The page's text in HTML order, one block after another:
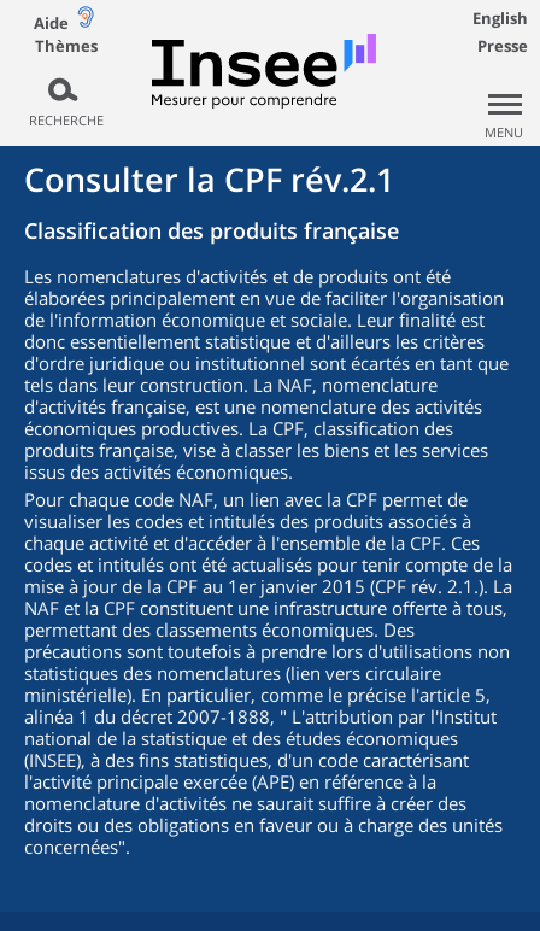
Aide
Thèmes
RECHERCHE
English
Presse
MENU
Consulter la CPF rév.2.1
Classification des produits française
Les nomenclatures d'activités et de produits ont été
élaborées principalement en vue de faciliter l'organisation
de l'information économique et sociale. Leur finalité est
donc essentiellement statistique et d'ailleurs les critères
d'ordre juridique ou institutionnel sont écartés en tant que
tels dans leur construction. La NAF, nomenclature
d'activités française, est une nomenclature des activités
économiques productives. La CPF, classification des
produits française, vise à classer les biens et les services
issus des activités économiques.
Pour chaque code NAF, un lien avec la CPF permet de
visualiser les codes et intitulés des produits associés à
chaque activité et d'accéder à l'ensemble de la CPF. Ces
codes et intitulés ont été actualisés pour tenir compte de la
mise à jour de la CPF au 1er janvier 2015 (CPF rév. 2.1.). La
NAF et la CPF constituent une infrastructure offerte à tous,
permettant des classements économiques. Des
précautions sont toutefois à prendre lors d'utilisations non
statistiques des nomenclatures (lien vers circulaire
ministérielle). En particulier, comme le précise l'article 5,
alinéa 1 du décret 2007-1888, " L'attribution par l'Institut
national de la statistique et des études économiques
(INSEE), à des fins statistiques, d'un code caractérisant
l'activité principale exercée (APE) en référence à la
nomenclature d'activités ne saurait suffire à créer des
droits ou des obligations en faveur ou à charge des unités
concernées".